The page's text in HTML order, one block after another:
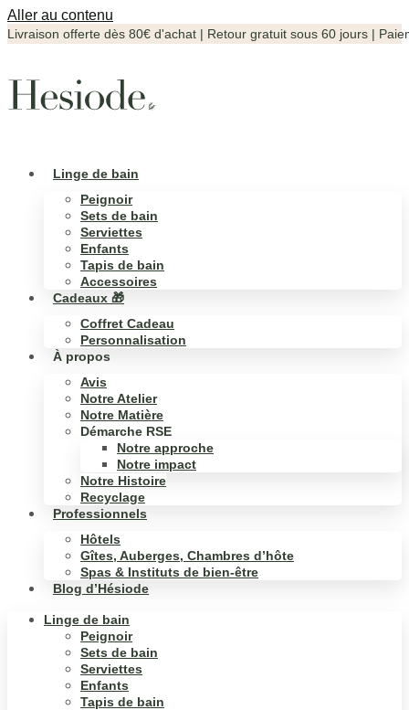
Aller au contenu
Livraison offerte dès 80€ d'achat | Retour gratuit sous 60 jours |
Linge de bain
Peignoir
Sets de bain
Serviettes
Enfants
Tapis de bain
Accessoires
Cadeaux 🎁
Coffret Cadeau
Personnalisation
À propos
Avis
Notre Atelier
Notre Matière
Démarche RSE
Notre approche
Notre impact
Notre Histoire
Recyclage
Professionnels
Hôtels
Gîtes, Auberges, Chambres d’hôte
Spas & Instituts de bien-être
Blog d’Hésiode
Linge de bain
Peignoir
Sets de bain
Serviettes
Enfants
Tapis de bain